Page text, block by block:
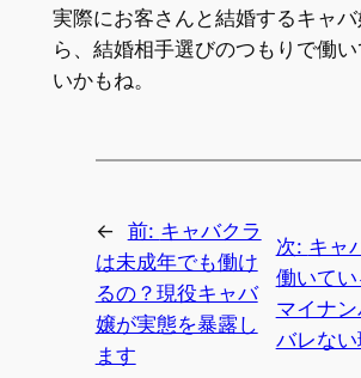
実際にお客さんと結婚するキャ
ら、結婚相手選びのつもりで働
いかもね。
← 前: キャバクラ
は未成年でも働け
るの？現役キャバ
嬢が実態を暴露し
ます
次: キャ
働いて
マイナ
バレな